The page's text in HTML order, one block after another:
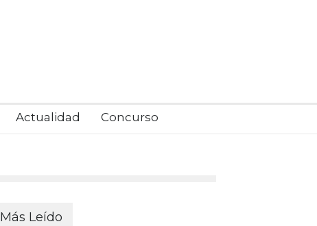
Actualidad Concurso
Más Leído